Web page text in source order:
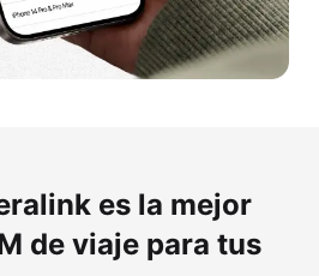
es la mejor
de viaje para tus